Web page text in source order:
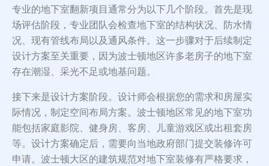
专业的地下室翻新项目通常分为以下几个阶段。首先是现
场评估阶段，专业团队会检查地下室的结构状况、防水情
况、现有管线布局以及通风条件。这一步骤对于后续制定
设计方案至关重要，因为波士顿地区许多老房子的地下室
存在潮湿、采光不足或地基问题。
接下来是设计方案阶段。设计师会根据您的需求和房屋实
际情况，制定空间布局方案。波士顿地区常见的地下室功
能包括家庭影院、健身房、客房、儿童游戏区或出租套房
等。设计方案确定后，需要向当地政府部门提交装修许可
申请。波士顿大区的建筑规范对地下室装修有严格要求，